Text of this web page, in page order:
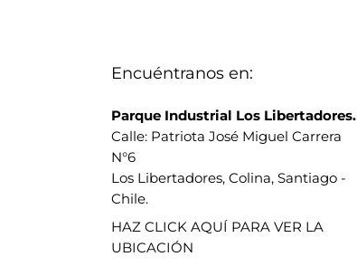
Encuéntranos en:
Parque Industrial Los Libertadores.
Calle: Patriota José Miguel Carrera
N°6
Los Libertadores, Colina, Santiago -
Chile.
HAZ CLICK AQUÍ PARA VER LA
UBICACIÓN